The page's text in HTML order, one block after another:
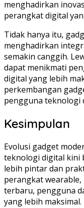
menghadirkan
perangkat digital
Tidak hanya itu,
menghadirkan
semakin canggih.
dapat menikmati
digital yang lebih
perkembangan
pengguna teknologi
Kesimpulan
Evolusi gadget
teknologi digital kini
lebih pintar dan
perangkat
terbaru, pengguna
yang lebih maksimal.